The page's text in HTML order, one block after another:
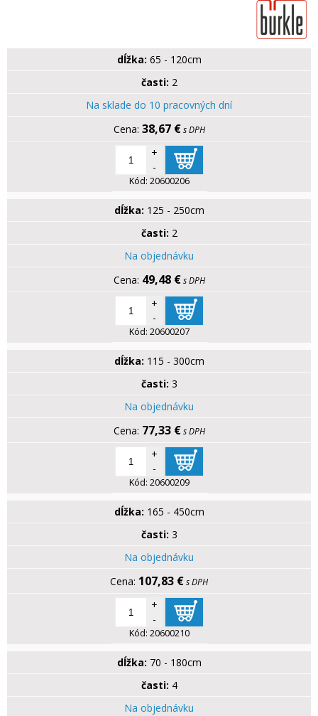
dĺžka: 65 - 120cm
časti: 2
Na sklade do 10 pracovných dní
38,67 € s DPH
+
-
Kód: 20600206
dĺžka: 125 - 250cm
časti: 2
Na objednávku
49,48 € s DPH
+
-
Kód: 20600207
dĺžka: 115 - 300cm
časti: 3
Na objednávku
77,33 € s DPH
+
-
Kód: 20600209
dĺžka: 165 - 450cm
časti: 3
Na objednávku
107,83 €s DPH
+
-
Kód: 20600210
dĺžka: 70 - 180cm
časti: 4
Na objednávku